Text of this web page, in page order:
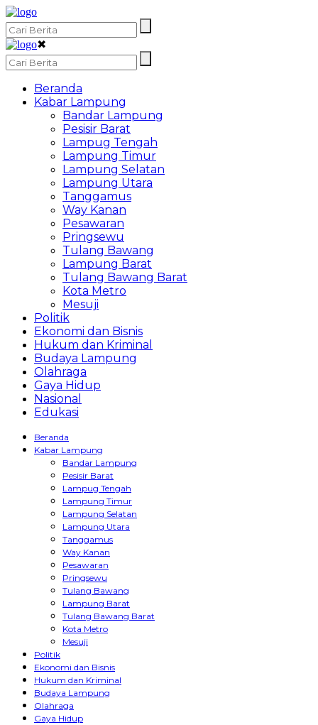
✖
Beranda
Kabar Lampung
Bandar Lampung
Pesisir Barat
Lampug Tengah
Lampung Timur
Lampung Selatan
Lampung Utara
Tanggamus
Way Kanan
Pesawaran
Pringsewu
Tulang Bawang
Lampung Barat
Tulang Bawang Barat
Kota Metro
Mesuji
Politik
Ekonomi dan Bisnis
Hukum dan Kriminal
Budaya Lampung
Olahraga
Gaya Hidup
Nasional
Edukasi
Beranda
Kabar Lampung
Bandar Lampung
Pesisir Barat
Lampug Tengah
Lampung Timur
Lampung Selatan
Lampung Utara
Tanggamus
Way Kanan
Pesawaran
Pringsewu
Tulang Bawang
Lampung Barat
Tulang Bawang Barat
Kota Metro
Mesuji
Politik
Ekonomi dan Bisnis
Hukum dan Kriminal
Budaya Lampung
Olahraga
Gaya Hidup